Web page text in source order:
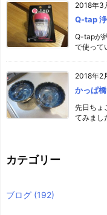
2018年3
Q-tap
Q-tapが
で使って
2018年2
かっぱ
先日ちょ
てみまし
カテゴリー
ブログ (192)